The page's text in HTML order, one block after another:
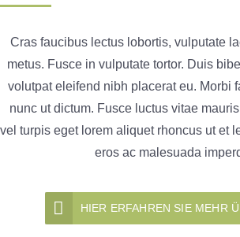
Cras faucibus lectus lobortis, vulputate
metus. Fusce in vulputate tortor. Duis
volutpat eleifend nibh placerat eu. Morbi
nunc ut dictum. Fusce luctus vitae
vel turpis eget lorem aliquet rhoncus ut et
eros ac malesuada
HIER ERFAHREN SIE MEHR